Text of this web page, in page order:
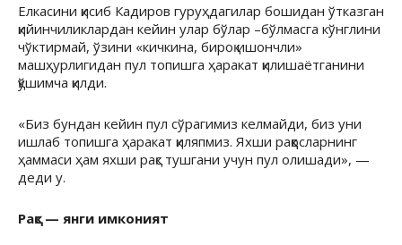
Елкасини қисиб Кадиров гуруҳдагилар бошидан ўтказган
қийинчиликлардан кейин улар бўлар –бўлмасга кўнглини
чўктирмай, ўзини «кичкина, бироқ ишончли»
машҳурлигидан пул топишга ҳаракат қилишаётганини
қўшимча қилди.
«Биз бундан кейин пул сўрагимиз келмайди, биз уни
ишлаб топишга ҳаракат қиляпмиз. Яхши раққосларнинг
ҳаммаси ҳам яхши рақс тушгани учун пул олишади», —
деди у.
Рақс — янги имконият